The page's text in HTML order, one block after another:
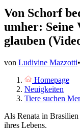
Von Schorf
umher: Seine
glauben
von Ludivine Mazzotti•
Homepage
Neuigkeiten
Tiere suchen
Als Renata in
ihres Lebens.